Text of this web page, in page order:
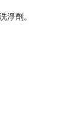
淨劑。